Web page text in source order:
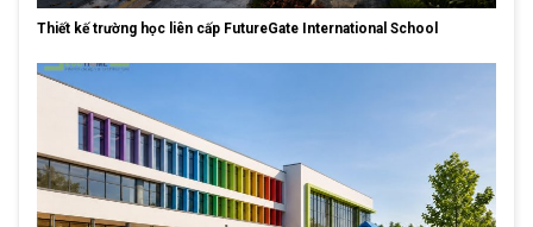
Thiết kế trường học liên cấp FutureGate International School